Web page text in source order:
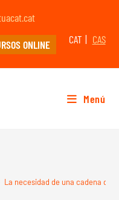
CAT
CAS
ONLINE
Menú
La necesidad de una cadena